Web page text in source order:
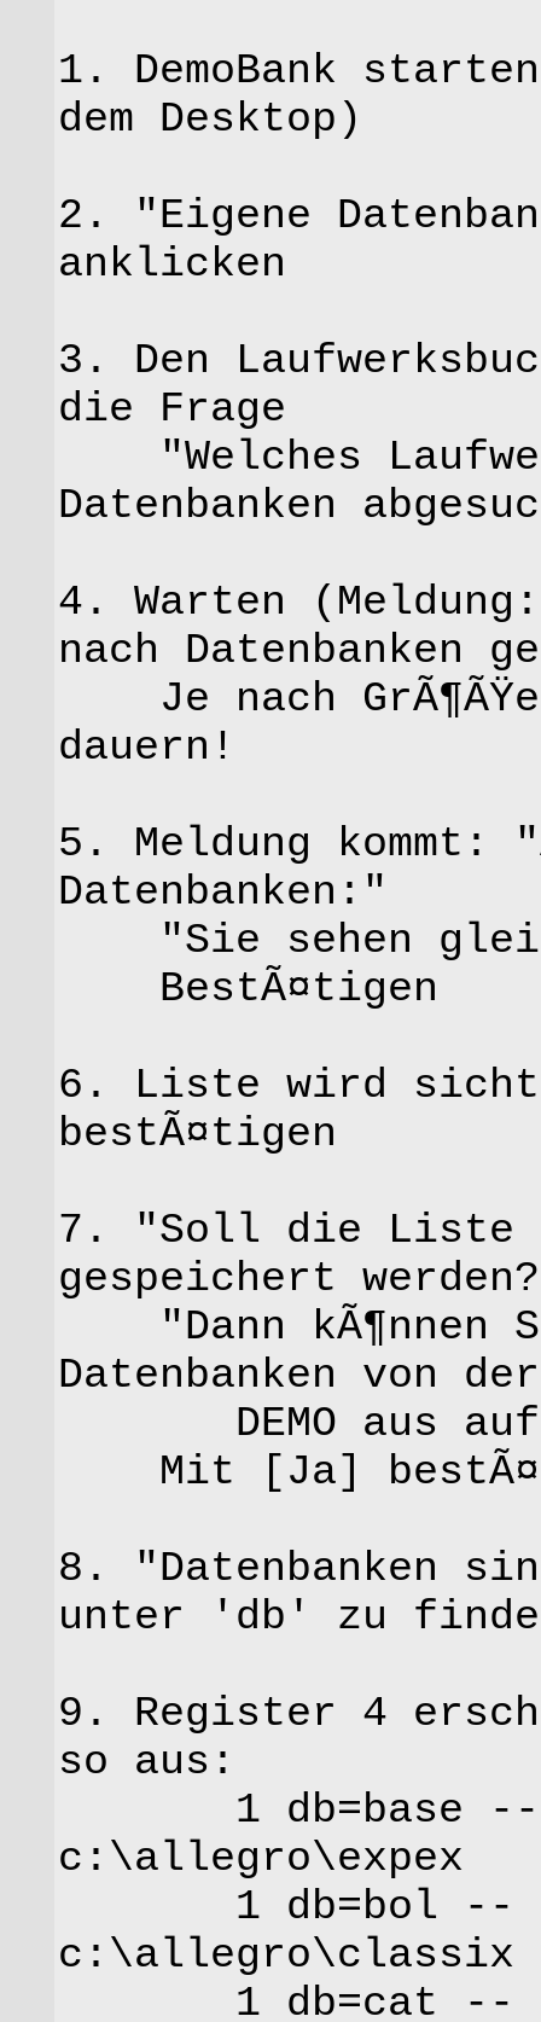
1. DemoBank
dem Desktop)
2. "Eigene
anklicken
3. Den
die Frage
"Welches
Datenbanken
4. Warten
nach Datenbanken
Je nach
dauern!
5. Meldung kommt:
Datenbanken:"
"Sie sehen
BestÃ¤tigen
6. Liste wird
bestÃ¤tigen
7. "Soll die Liste in
gespeichert
"Dann kÃ¶nnen
Datenbanken von der
DEMO aus
Mit [Ja]
8. "Datenbanken
unter 'db' zu
9. Register 4
so aus:
1 db=base --
c:\allegro\expex
1 db=bol --
c:\allegro\classix
1 db=cat --